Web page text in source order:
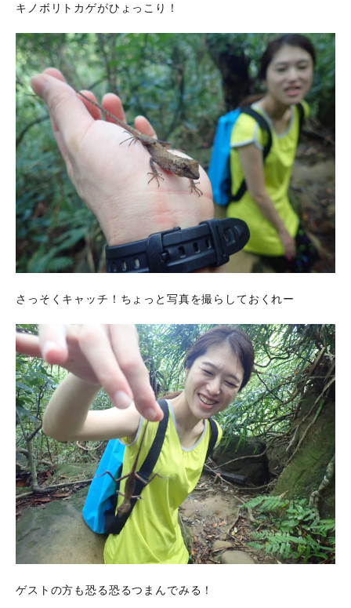
キノボリトカゲがひょっこり！
さっそくキャッチ！ちょっと写真を撮らしておくれー
ゲストの方も恐る恐るつまんでみる！